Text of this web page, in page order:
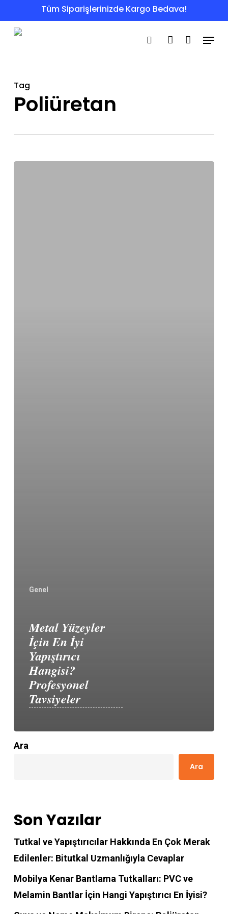
to
Tüm Siparişlerinizde Kargo Bedava!
search account
Menu
Tag
Poliüretan
Genel
Metal Yüzeyler
İçin En İyi
Yapıştırıcı
Hangisi?
Profesyonel
Tavsiyeler
Ara
Ara
Son Yazılar
Tutkal ve Yapıştırıcılar Hakkında En Çok Merak
Edilenler: Bitutkal Uzmanlığıyla Cevaplar
Mobilya Kenar Bantlama Tutkalları: PVC ve
Melamin Bantlar İçin Hangi Yapıştırıcı En İyisi?